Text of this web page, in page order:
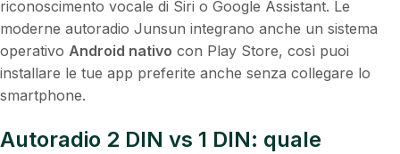
riconoscimento vocale di Siri o Google Assistant. Le
moderne autoradio Junsun integrano anche un sistema
operativo Android nativo con Play Store, così puoi
installare le tue app preferite anche senza collegare lo
smartphone.
Autoradio 2 DIN vs 1 DIN: quale